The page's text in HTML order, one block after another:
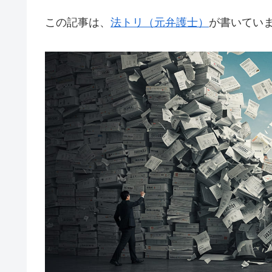
この記事は、 法トリ（元弁護士） が書いてい